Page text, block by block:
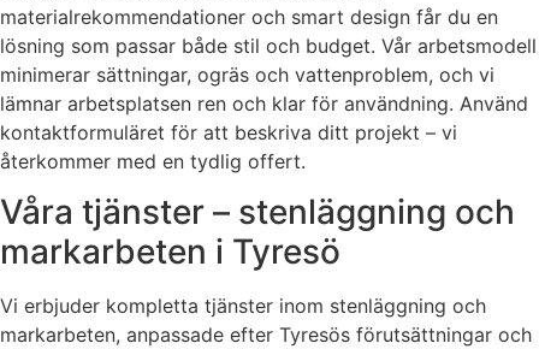
materialrekommendationer och smart design får du en
lösning som passar både stil och budget. Vår arbetsmodell
minimerar sättningar, ogräs och vattenproblem, och vi
lämnar arbetsplatsen ren och klar för användning. Använd
kontaktformuläret för att beskriva ditt projekt – vi
återkommer med en tydlig offert.
Våra tjänster – stenläggning och
markarbeten i Tyresö
Vi erbjuder kompletta tjänster inom stenläggning och
markarbeten, anpassade efter Tyresös förutsättningar och